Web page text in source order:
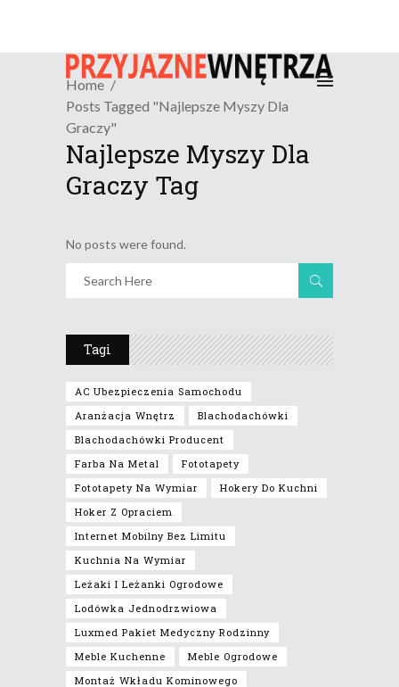
Home
Posts Tagged "najlepsze Myszy Dla
Graczy"
Najlepsze Myszy Dla
Graczy Tag
No posts were found.
Tagi
AC Ubezpieczenia Samochodu
Aranżacja Wnętrz
Blachodachówki
Blachodachówki Producent
Farba Na Metal
Fototapety
Fototapety Na Wymiar
Hokery Do Kuchni
Hoker Z Opraciem
Internet Mobilny Bez Limitu
Kuchnia Na Wymiar
Leżaki I Leżanki Ogrodowe
Lodówka Jednodrzwiowa
Luxmed Pakiet Medyczny Rodzinny
Meble Kuchenne
Meble Ogrodowe
Montaż Wkładu Kominowego